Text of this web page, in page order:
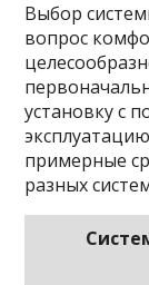
Выбор
вопрос
установку с
примерные
разных